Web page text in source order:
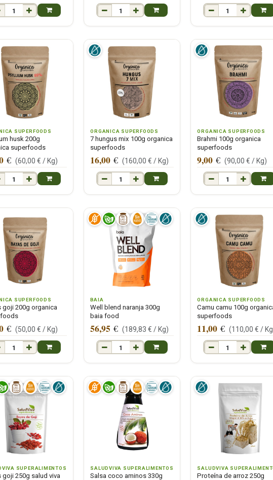
SUPERFOODS
husk 200g
superfoods
€ (60,00 € / Kg)
ORGANICA SUPERFOODS
7 hungus mix 100g organica
superfoods
16,00 € (160,00 € / Kg)
ORGANICA SUPERFOODS
Brahmi 100g organica
superfoods
9,00 € (90,00 € / Kg)
SUPERFOODS
goji 200g organica
€ (50,00 € / Kg)
BAIA
Well blend naranja 300g
baia food
56,95 € (189,83 € / Kg)
ORGANICA SUPERFOODS
Camu camu 100g
superfoods
11,00 € (110,00 € / Kg
SUPERALIMENTOS
goji 250g salud viva
SALUDVIVA SUPERALIMENTOS
Salsa coco aminos 330g
SALUDVIVA
Proteína de arroz 250g